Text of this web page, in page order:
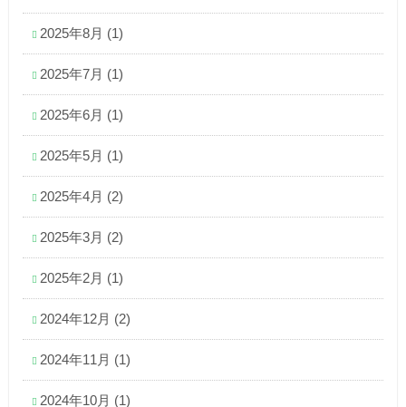
2025年8月 (1)
2025年7月 (1)
2025年6月 (1)
2025年5月 (1)
2025年4月 (2)
2025年3月 (2)
2025年2月 (1)
2024年12月 (2)
2024年11月 (1)
2024年10月 (1)